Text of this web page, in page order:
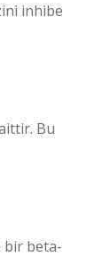
inhibe
Bu
bir beta-